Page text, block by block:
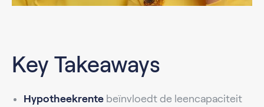
Key Takeaways
Hypotheekrente beïnvloedt de leencapaciteit